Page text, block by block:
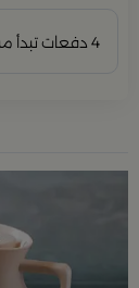
4 دفعات تبدأ من